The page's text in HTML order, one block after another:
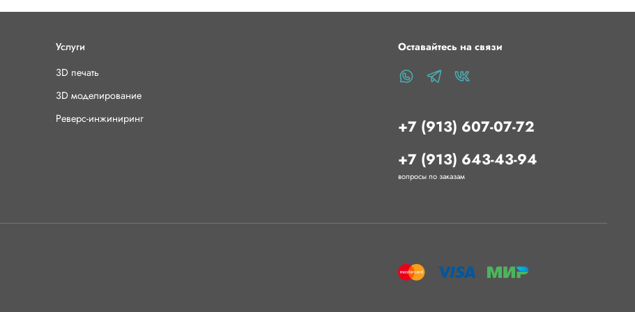
Услуги
3D печать
3D моделирование
Реверс-инжиниринг
Оставайтесь на связи
+7 (913) 607-07-72
+7 (913) 643-43-94
вопросы по заказам